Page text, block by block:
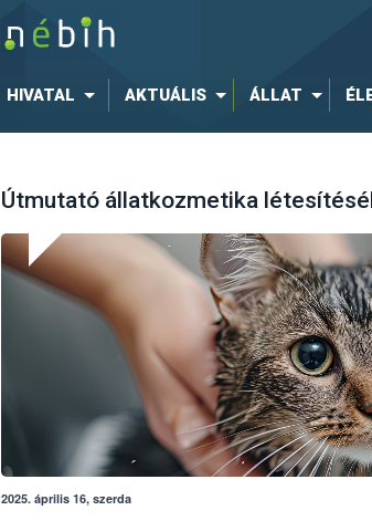
HIVATAL AKTUÁLIS ÁLLAT
Útmutató állatkozmetika
2025. április 16, szerda